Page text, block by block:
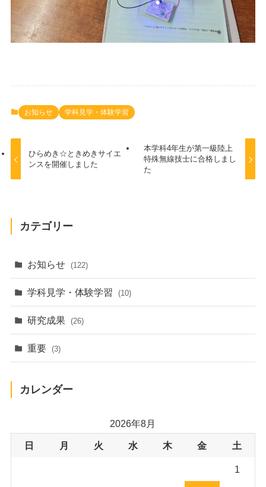
お知らせ 学科見学・体験学習
ひらめき☆ときめきサイエ
ンスを開催しました
本学科4年生が第一級陸上
特殊無線技士に合格しまし
た
カテゴリー
お知らせ (122)
学科見学・体験学習 (10)
研究成果 (26)
重要 (3)
カレンダー
2026年8月
日 月 火 水 木 金 土
1